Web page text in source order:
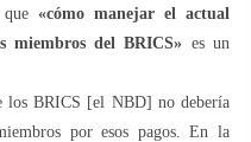
«cómo manejar el actual
miembros del BRICS» es un
los BRICS [el NBD] no debería
por esos pagos. En la